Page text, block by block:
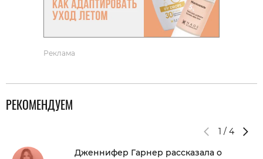
Реклама
РЕКОМЕНДУЕМ
1 / 4
Дженнифер Гарнер рассказала о